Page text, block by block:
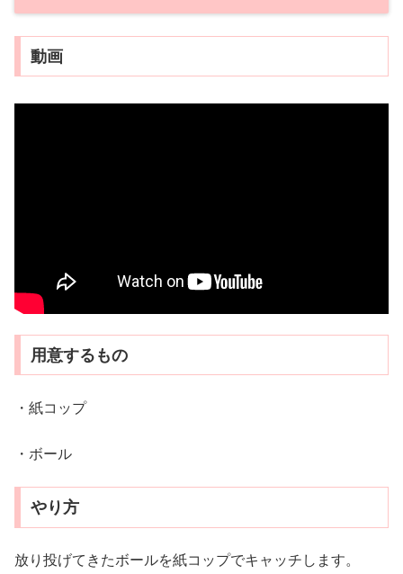
動画
用意するもの
・紙コップ
・ボール
やり方
放り投げてきたボールを紙コップでキャッチします。